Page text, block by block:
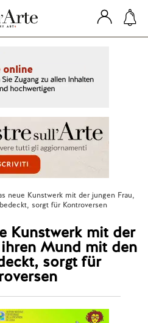
neue Kunstwerk mit der jungen Frau,
sorgt für Kontroversen
Kunstwerk mit der
Mund mit den
sorgt für